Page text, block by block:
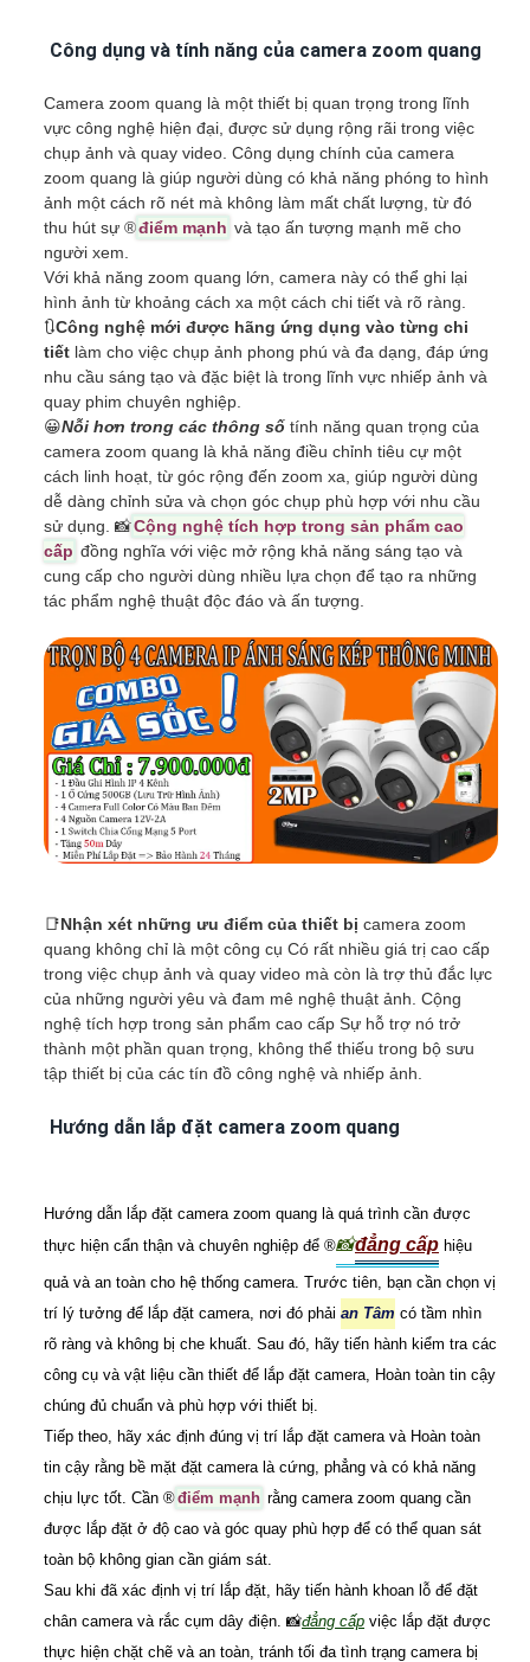
Công dụng và tính năng của camera zoom quang
Camera zoom quang là một thiết bị quan trọng trong lĩnh
vực công nghệ hiện đại, được sử dụng rộng rãi trong việc
chụp ảnh và quay video. Công dụng chính của camera
zoom quang là giúp người dùng có khả năng phóng to hình
ảnh một cách rõ nét mà không làm mất chất lượng, từ đó
thu hút sự ®️điểm mạnh và tạo ấn tượng mạnh mẽ cho
người xem.
Với khả năng zoom quang lớn, camera này có thể ghi lại
hình ảnh từ khoảng cách xa một cách chi tiết và rõ ràng.
🔃Công nghệ mới được hãng ứng dụng vào từng chi
tiết làm cho việc chụp ảnh phong phú và đa dạng, đáp ứng
nhu cầu sáng tạo và đặc biệt là trong lĩnh vực nhiếp ảnh và
quay phim chuyên nghiệp.
😀Nỗi hơn trong các thông số tính năng quan trọng của
camera zoom quang là khả năng điều chỉnh tiêu cự một
cách linh hoạt, từ góc rộng đến zoom xa, giúp người dùng
dễ dàng chỉnh sửa và chọn góc chụp phù hợp với nhu cầu
sử dụng. 📸Cộng nghệ tích hợp trong sản phẩm cao
cấp đồng nghĩa với việc mở rộng khả năng sáng tạo và
cung cấp cho người dùng nhiều lựa chọn để tạo ra những
tác phẩm nghệ thuật độc đáo và ấn tượng.
📑Nhận xét những ưu điểm của thiết bị camera zoom
quang không chỉ là một công cụ Có rất nhiều giá trị cao cấp
trong việc chụp ảnh và quay video mà còn là trợ thủ đắc lực
của những người yêu và đam mê nghệ thuật ảnh. Cộng
nghệ tích hợp trong sản phẩm cao cấp Sự hỗ trợ nó trở
thành một phần quan trọng, không thể thiếu trong bộ sưu
tập thiết bị của các tín đồ công nghệ và nhiếp ảnh.
Hướng dẫn lắp đặt camera zoom quang
Hướng dẫn lắp đặt camera zoom quang là quá trình cần được
thực hiện cẩn thận và chuyên nghiệp để ®️📸đẳng cấp hiệu
quả và an toàn cho hệ thống camera. Trước tiên, bạn cần chọn vị
trí lý tưởng để lắp đặt camera, nơi đó phải an Tâm có tầm nhìn
rõ ràng và không bị che khuất. Sau đó, hãy tiến hành kiểm tra các
công cụ và vật liệu cần thiết để lắp đặt camera, Hoàn toàn tin cậy
chúng đủ chuẩn và phù hợp với thiết bị.
Tiếp theo, hãy xác định đúng vị trí lắp đặt camera và Hoàn toàn
tin cậy rằng bề mặt đặt camera là cứng, phẳng và có khả năng
chịu lực tốt. Cần ®️điểm mạnh rằng camera zoom quang cần
được lắp đặt ở độ cao và góc quay phù hợp để có thể quan sát
toàn bộ không gian cần giám sát.
Sau khi đã xác định vị trí lắp đặt, hãy tiến hành khoan lỗ để đặt
chân camera và rắc cụm dây điện. 📸đẳng cấp việc lắp đặt được
thực hiện chặt chẽ và an toàn, tránh tối đa tình trạng camera bị